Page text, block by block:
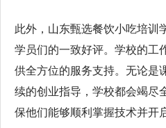
此外，山东甄选餐饮小吃培训
学员们的一致好评。学校的工
供全方位的服务支持。无论是
续的创业指导，学校都会竭尽
保他们能够顺利掌握技术并开